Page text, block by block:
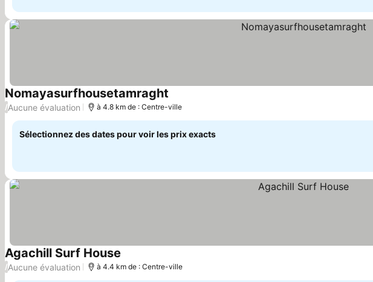
Nomayasurfhousetamraght
/Aucune évaluation à 4.8 km de : Centre-ville
Sélectionnez des dates pour voir les prix exacts
Agachill Surf House
/Aucune évaluation à 4.4 km de : Centre-ville